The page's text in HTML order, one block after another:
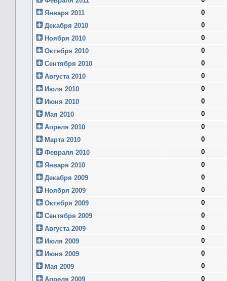
Января 2011
0
Декабря 2010
0
Ноября 2010
0
Октября 2010
0
Сентября 2010
0
Августа 2010
0
Июля 2010
0
Июня 2010
0
Мая 2010
0
Апреля 2010
0
Марта 2010
0
Февраля 2010
0
Января 2010
0
Декабря 2009
0
Ноября 2009
0
Октября 2009
0
Сентября 2009
0
Августа 2009
0
Июля 2009
0
Июня 2009
0
Мая 2009
0
Апреля 2009
0